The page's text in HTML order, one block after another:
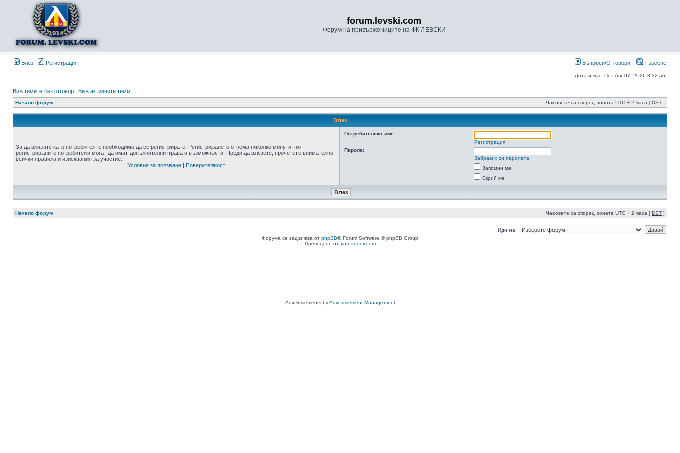
forum.levski.com
Форум на привържениците на ФК ЛЕВСКИ
Влез Регистрация Въпроси/Отговори Търсене
Дата и час: Пет Авг 07, 2026 8:32 am
Виж темите без отговор | Виж активните теми
Начало форум Часовете са според зоната UTC + 2 часа [ DST ]
Влез
За да влизате като потребител, е необходимо да се регистрирате. Регистрирането отнема няколко минути, но
регистрираните потребители могат да имат допълнителни права и възможности. Преди да влезете, прочетете внимателно
всички правила и изисквания за участие.
Условия за ползване | Поверителност
Потребителско име:
Регистрация
Парола:
Забравих си паролата
Запомни ме
Скрий ме
Начало форум Часовете са според зоната UTC + 2 часа [ DST ]
Иди на:
Форума се задвижва от phpBB® Forum Software © phpBB Group
Преведено от yarnaudov.com
Advertisements byAdvertisement Management